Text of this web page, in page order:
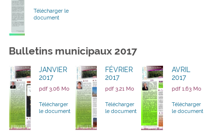
Télécharger le
document
Bulletins municipaux 2017
JANVIER
2017
pdf 3,06 Mo
Télécharger
le document
FÉVRIER
2017
pdf 3,21 Mo
Télécharger
le document
AVRIL
2017
pdf 1,63 Mo
Télécharger
le document